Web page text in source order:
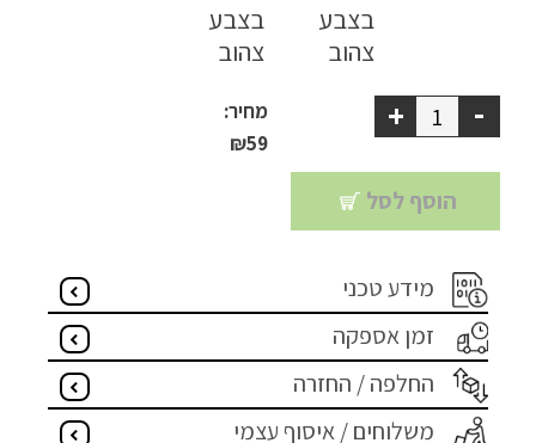
כריות נוי
ריהוט לבית
אקססוריז
קטלוג צבעים
אודות
טיפים והמלצות
-
+
מחיר:
₪59
הוסף לסל
מידע טכני
זמן אספקה
החלפה / החזרה
משלוחים / איסוף עצמי